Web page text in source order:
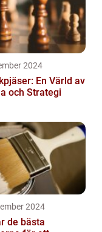
2024
En Värld av
och Strategi
2024
de bästa